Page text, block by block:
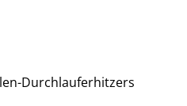
Durchlauferhitzers